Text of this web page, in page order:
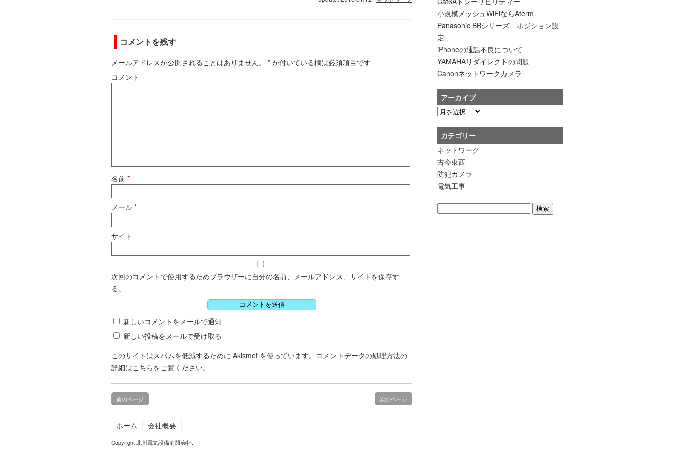
コメントを残す
メールアドレスが公開されることはありません。 * が付いている欄は必須項目です
コメント
名前 *
メール *
サイト
次回のコメントで使用するためブラウザーに自分の名前、メールアドレス、サイトを保存す
る。
新しいコメントをメールで通知
新しい投稿をメールで受け取る
このサイトはスパムを低減するために Akismet を使っています。 コメントデータの処理方法の
詳細はこちらをご覧ください。
前のページ 次のページ
小規模メッシュWiFiならAterm
Panasonic BBシリーズ ポジション設
定
iPhoneの通話不良について
YAMAHAリダイレクトの問題
Canonネットワークカメラ
アーカイブ
カテゴリー
ネットワーク
古今東西
防犯カメラ
電気工事
ホーム 会社概要
Copyright 北川電気設備有限会社.